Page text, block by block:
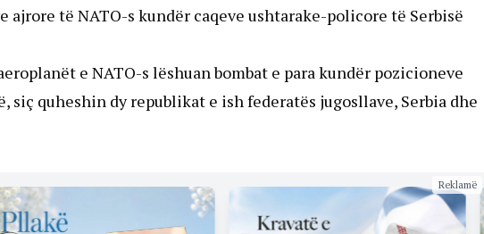
të NATO-s kundër caqeve ushtarake-policore të Serbisë
e NATO-s lëshuan bombat e para kundër pozicioneve
siç quheshin dy republikat e ish federatës jugosllave, Serbia dhe
Reklamë